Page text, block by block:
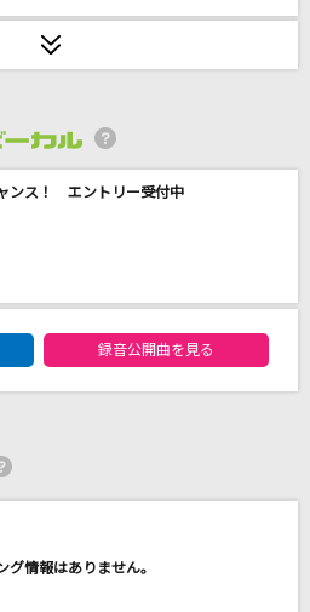
[アフター・ザ・スリ
ンス！ エントリー受付中
ルエントリーランキング
録音公開曲を見る